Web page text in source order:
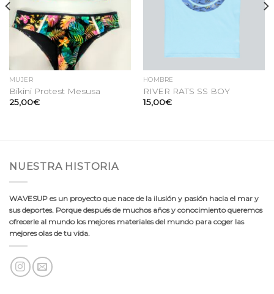
MUJER
Bikini Protest Mesusa
25,00€
HOMBRE
RIVER RATS SS BOY
15,00€
NUESTRA HISTORIA
WAVESUP es un proyecto que nace de la ilusión y pasión hacia el mar y
sus deportes. Porque después de muchos años y conocimiento queremos
ofrecerle al mundo los mejores materiales del mundo para coger las
mejores olas de tu vida.